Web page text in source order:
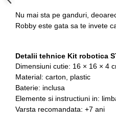
Nu mai sta pe ganduri,
Robby este gata sa te invete
Detalii tehnice Kit robotica
Dimensiuni cutie: 16 × 16 × 4
Material: carton, plastic
Baterie: inclusa
Elemente si instructiuni in:
Varsta recomandata: +7 ani